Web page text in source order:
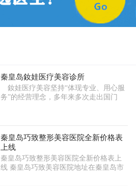
秦皇岛釹娃医疗美容诊所
釹娃医疗美容坚持“体现专业、用心服
务”的经营理念，多年来多次走出国门
秦皇岛巧致整形美容医院全新价格表
上线
秦皇岛巧致整形美容医院全新价格表上
线 秦皇岛巧致美容医院地址在秦皇岛市